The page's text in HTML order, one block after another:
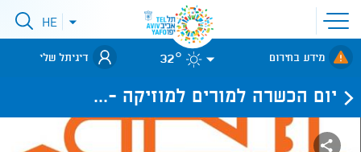
פתיחת
תפריט
אתר
לאתר עיריית
תל-אביב
פתיחתHE
מידע בחירום 32° דיגיתל שלי
יום הכשרה למורים למוזיקה -...